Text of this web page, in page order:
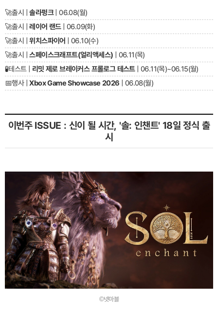
🚀출시 |솔라펑크| 06.08(월)
🚀출시 |레이어 랜드| 06.09(화)
🚀출시 |위치스파이어
| 06.10(수)
🚀출시 |스페이스크래프트(얼리액세스) | 06.11(목)
🧪테스트 | 리밋 제로 브레이커스 프롤로그 테스트| 06.11(목)~06.15(월)
📅행사 |Xbox Game Showcase 2026 | 06.08(월)
이번주 ISSUE : 신이 될 시간, '솔: 인챈트' 18일 정식 출
시
©넷마블